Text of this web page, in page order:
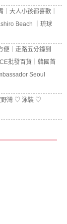
大人小孩都喜歡｜
Beach ｜琉球
便｜走路五分鐘到
批發百貨｜韓國首
Seoul
野灣 ♡ 泳裝 ♡